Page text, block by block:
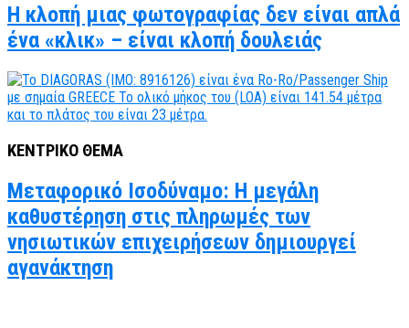
Η κλοπή μιας φωτογραφίας δεν είναι απλά
ένα «κλικ» – είναι κλοπή δουλειάς
ΚΕΝΤΡΙΚΟ ΘΕΜΑ
Μεταφορικό Ισοδύναμο: Η μεγάλη
καθυστέρηση στις πληρωμές των
νησιωτικών επιχειρήσεων δημιουργεί
αγανάκτηση